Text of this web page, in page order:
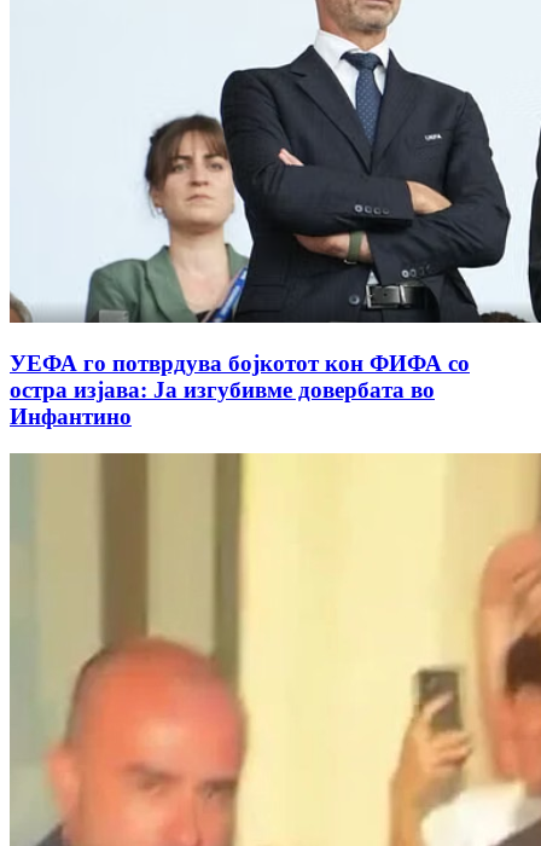
УЕФА го потврдува бојкотот кон ФИФА со
остра изјава: Ја изгубивме довербата во
Инфантино